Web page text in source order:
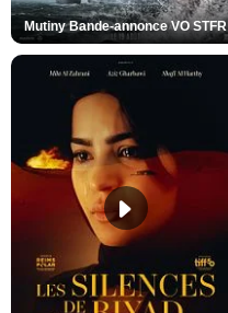
Mutiny Bande-annonce VO STFR